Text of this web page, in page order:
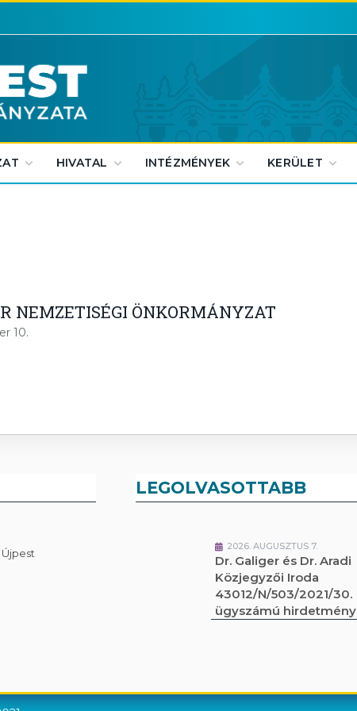
HIVATAL INTÉZMÉNYEK KERÜLET
NEMZETISÉGI ÖNKORMÁNYZAT
10.
LEGOLVASOTTABB
2026. AUGUSZTUS 7.
Dr. Galiger és Dr. Aradi
Közjegyzői Iroda
43012/N/503/2021/30.
ügyszámú hirdetmény